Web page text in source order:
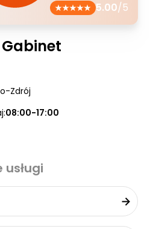
5.00/5
Zdrój
08:00-17:00